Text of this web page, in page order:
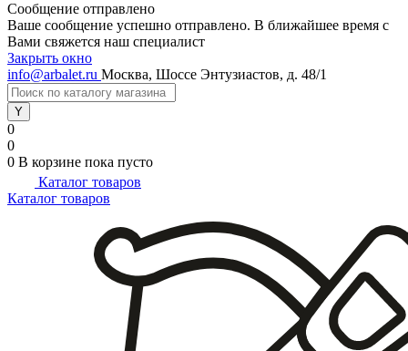
Сообщение отправлено
Ваше сообщение успешно отправлено. В ближайшее время с
Вами свяжется наш специалист
Закрыть окно
info@arbalet.ru Москва, Шоссе Энтузиастов, д. 48/1
0
0
0 В корзине пока пусто
Каталог товаров
Каталог товаров